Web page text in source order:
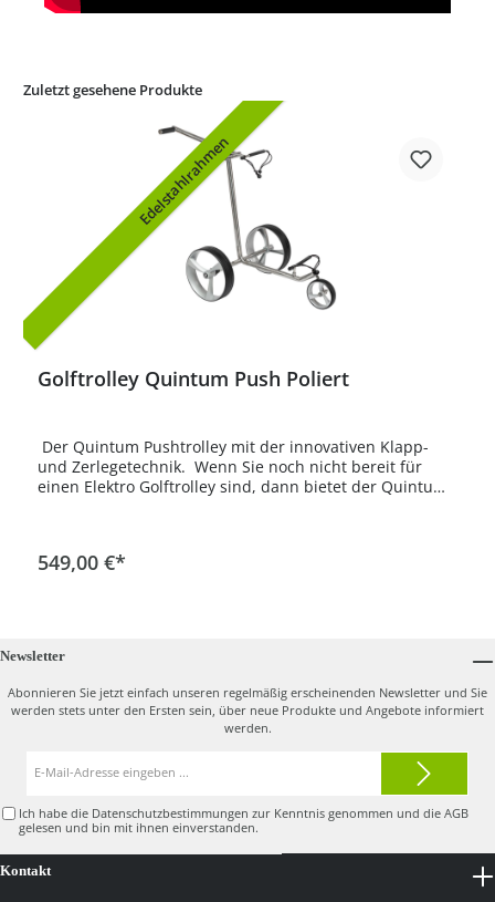
Zuletzt gesehene Produkte
Edelstahlrahmen
Golftrolley Quintum Push Poliert
Der Quintum Pushtrolley mit der innovativen Klapp-
und Zerlegetechnik. Wenn Sie noch nicht bereit für
einen Elektro Golftrolley sind, dann bietet der Quintum
den Kofferraum, beides ist möglich. Das leichte Gewicht
Trolleytasche runden das Paket ab.
549,00 €*
Newsletter
Abonnieren Sie jetzt einfach unseren regelmäßig erscheinenden Newsletter und Sie
werden stets unter den Ersten sein, über neue Produkte und Angebote informiert
werden.
Ich habe die Datenschutzbestimmungen zur Kenntnis genommen und dieAGB
gelesen und bin mit ihnen einverstanden.
Kontakt